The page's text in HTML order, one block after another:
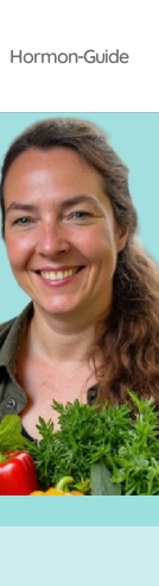
Hormon-Guide